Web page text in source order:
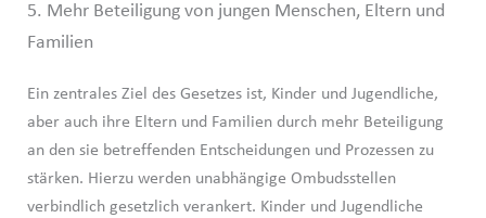
5. Mehr Beteiligung von jungen Menschen, Eltern und
Familien
Ein zentrales Ziel des Gesetzes ist, Kinder und Jugendliche,
aber auch ihre Eltern und Familien durch mehr Beteiligung
an den sie betreffenden Entscheidungen und Prozessen zu
stärken. Hierzu werden unabhängige Ombudsstellen
verbindlich gesetzlich verankert. Kinder und Jugendliche